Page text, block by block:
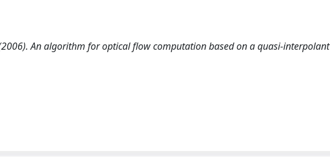
(2006). An algorithm for optical flow computation based on a quasi-interpolant